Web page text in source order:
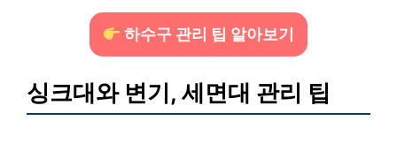
하수구 관리 팁 알아보기
싱크대와 변기, 세면대 관리 팁